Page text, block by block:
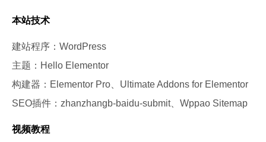
本站技术
建站程序：WordPress
主题：Hello Elementor
构建器：Elementor Pro、Ultimate Addons for Elementor
SEO插件：zhanzhangb-baidu-submit、Wppao Sitemap
视频教程